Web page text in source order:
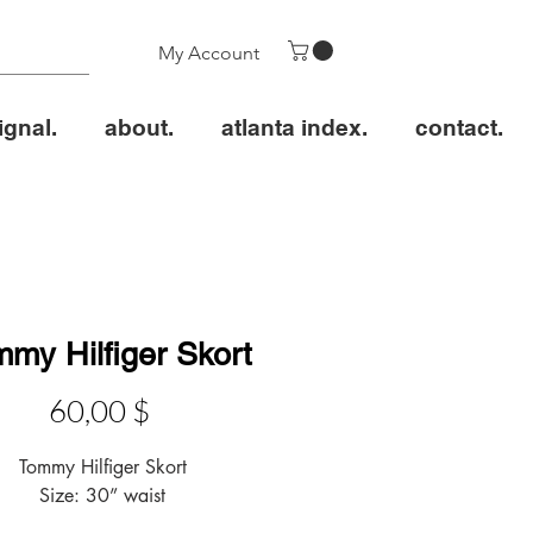
My Account
about. atlanta index. contact.
Hilfiger Skort
60,00 $
Tommy Hilfiger Skort
Size: 30” waist